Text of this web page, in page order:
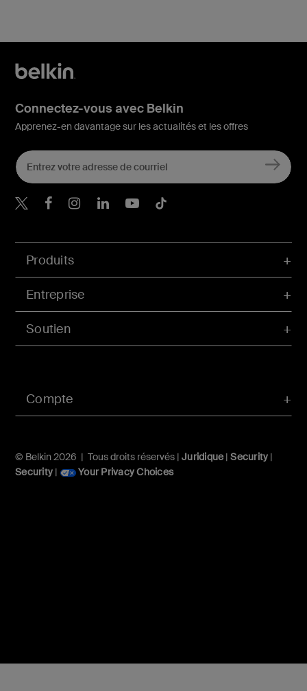
Compte
Produits
Entreprise
Soutien
© Belkin 2026 | Tous droits réservés | Juridique|Security |
Security | Your Privacy Choices
Connectez-vous avec Belkin
Apprenez-en davantage sur les actualités et les offres
Belkin Twitter
Belkin Facebook
Belkin Instagram
Belkin LinkedIn
Belkin Youtube
Belkin TikTok